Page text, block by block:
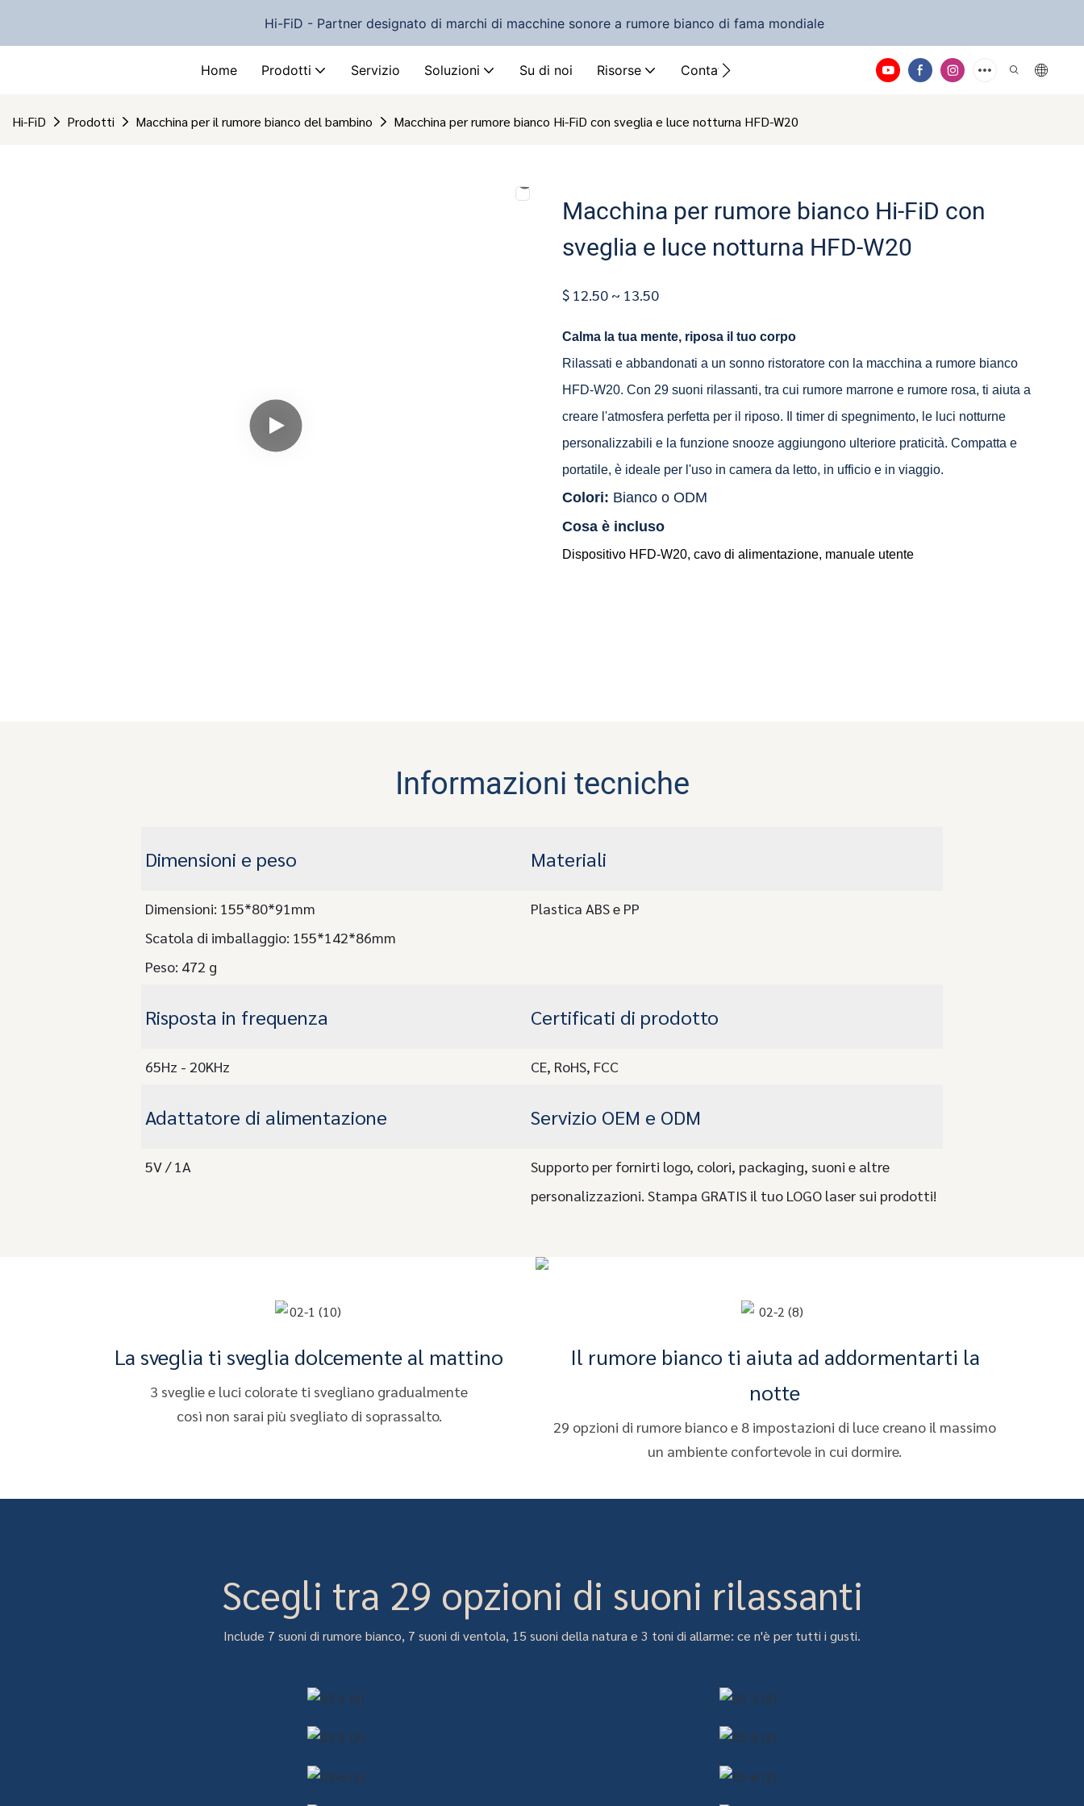
Hi-FiD - Partner designato di marchi di macchine sonore a rumore bianco di fama mondiale
Home Prodotti Servizio Soluzioni Su di noi Risorse Contattaci
Hi-FiD Prodotti Macchina per il rumore bianco del bambino Macchina per rumore bianco Hi-FiD con sveglia e luce notturna HFD-W20
Macchina per rumore bianco Hi-FiD con
sveglia e luce notturna HFD-W20
$ 12.50 ~ 13.50
Calma la tua mente, riposa il tuo corpo
Rilassati e abbandonati a un sonno ristoratore con la macchina a rumore bianco
HFD-W20. Con 29 suoni rilassanti, tra cui rumore marrone e rumore rosa, ti aiuta a
creare l'atmosfera perfetta per il riposo. Il timer di spegnimento, le luci notturne
personalizzabili e la funzione snooze aggiungono ulteriore praticità. Compatta e
portatile, è ideale per l'uso in camera da letto, in ufficio e in viaggio.
Colori: Bianco o ODM
Cosa è incluso
Dispositivo HFD-W20, cavo di alimentazione, manuale utente
Informazioni tecniche
Dimensioni e peso Materiali
Dimensioni: 155*80*91mm
Scatola di imballaggio: 155*142*86mm
Peso: 472 g
Plastica ABS e PP
Risposta in frequenza Certificati di prodotto
65Hz - 20KHz CE, RoHS, FCC
Adattatore di alimentazione Servizio OEM e ODM
5V / 1A
Supporto per fornirti logo, colori, packaging, suoni e altre
personalizzazioni. Stampa GRATIS il tuo LOGO laser sui prodotti!
La sveglia ti sveglia dolcemente al mattino
3 sveglie e luci colorate ti svegliano gradualmente
così non sarai più svegliato di soprassalto.
Il rumore bianco ti aiuta ad addormentarti la
notte
29 opzioni di rumore bianco e 8 impostazioni di luce creano il massimo
un ambiente confortevole in cui dormire.
Scegli tra 29 opzioni di suoni rilassanti
Include 7 suoni di rumore bianco, 7 suoni di ventola, 15 suoni della natura e 3 toni di allarme: ce n'è per tutti i gusti.